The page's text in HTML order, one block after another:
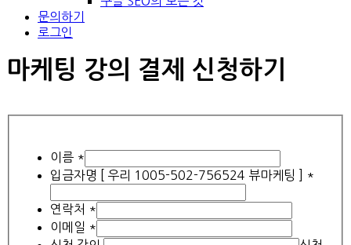
문의하기
로그인
마케팅 강의 결제 신청하기
이름 *
입금자명 [ 우리 1005-502-756524 뷰마케팅 ]
*
연락처 *
이메일 *